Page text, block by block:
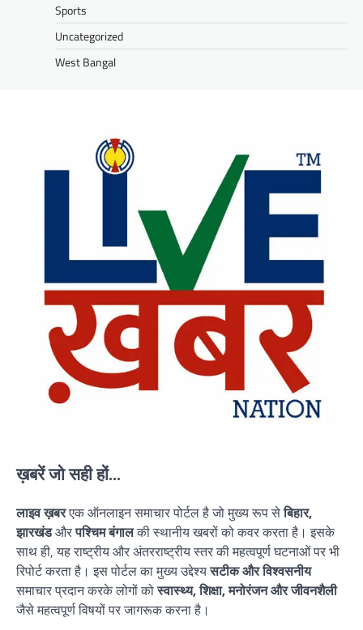
Sports
Uncategorized
West Bangal
ख़बरें जो सही हों...
लाइव ख़बरएक ऑनलाइन समाचार पोर्टल है जो मुख्य रूप सेबिहार,
झारखंडऔरपश्चिम बंगालकी स्थानीय खबरों को कवर करता है। इसके
साथ ही, यह राष्ट्रीय और अंतरराष्ट्रीय स्तर की महत्वपूर्ण घटनाओं पर भी
रिपोर्ट करता है। इस पोर्टल का मुख्य उद्देश्यसटीक और विश्वसनीय
समाचार प्रदान करके लोगों कोस्वास्थ्य, शिक्षा, मनोरंजन और जीवनशैली
जैसे महत्वपूर्ण विषयों पर जागरूक करना है।